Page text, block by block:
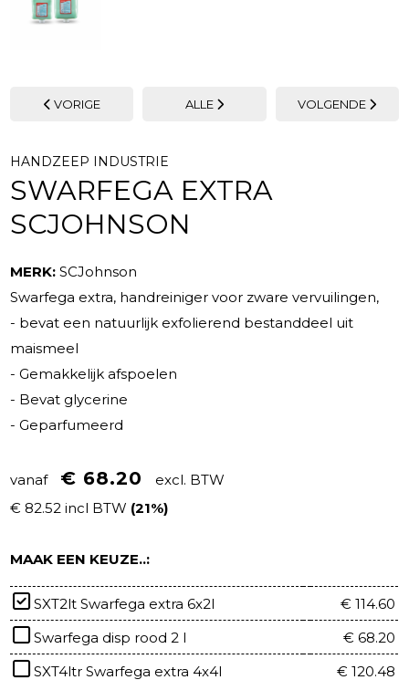
VORIGE ALLE VOLGENDE
HANDZEEP INDUSTRIE
SWARFEGA EXTRA
SCJOHNSON
MERK: SCJohnson
Swarfega extra, handreiniger voor zware vervuilingen,
- bevat een natuurlijk exfolierend bestanddeel uit
maismeel
- Gemakkelijk afspoelen
- Bevat glycerine
- Geparfumeerd
vanaf € 68.20
excl. BTW
€ 82.52 incl BTW (21%)
MAAK EEN KEUZE..:
SXT2lt Swarfega extra 6x2l
€ 114.60
Swarfega disp rood 2 l
€ 68.20
SXT4ltr Swarfega extra 4x4l
€ 120.48